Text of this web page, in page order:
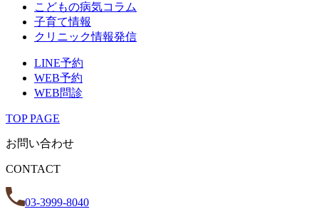
こどもの病気コラム
子育て情報
クリニック情報発信
LINE予約
WEB予約
WEB問診
TOP PAGE
お問い合わせ
CONTACT
03-3999-8040